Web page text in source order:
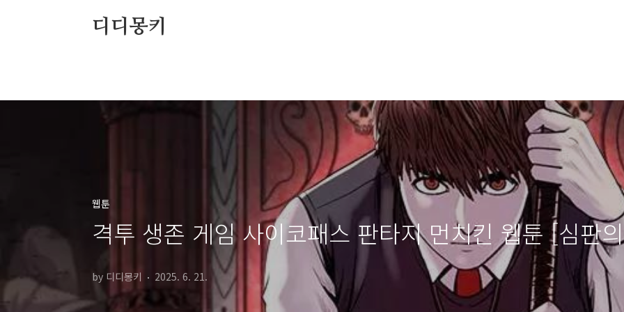
디디몽키
웹툰
격투 생존 게임 사이코패스 판타지 먼치킨 웹툰 [심판
by 디디몽키 2025. 6. 21.